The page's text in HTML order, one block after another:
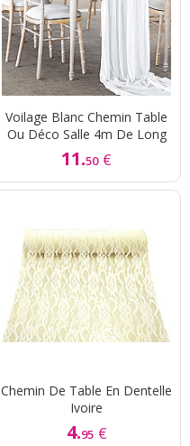
Voilage Blanc Chemin Table
Ou Déco Salle 4m De Long
11.50 €
Chemin De Table En Dentelle
Ivoire
4.95 €